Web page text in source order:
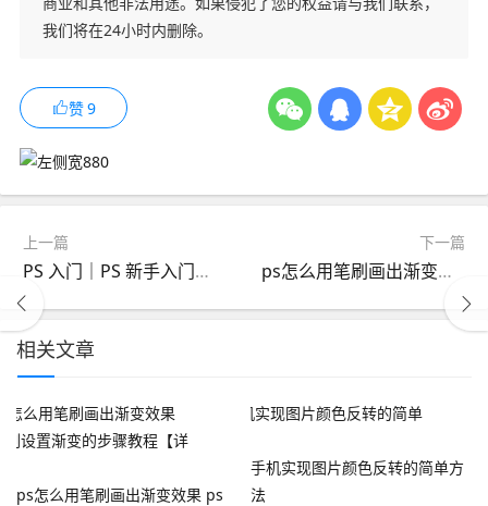
我们将在24小时内删除。
赞9
上一篇
PS 入门｜PS 新手入门教程
下一篇
ps怎么用笔刷画出渐变效果 ps笔刷设置渐变的步骤教程【详解】
相关文章
ps怎么用笔刷画出渐变效果 ps
手机实现图片颜色反转的简单方
法